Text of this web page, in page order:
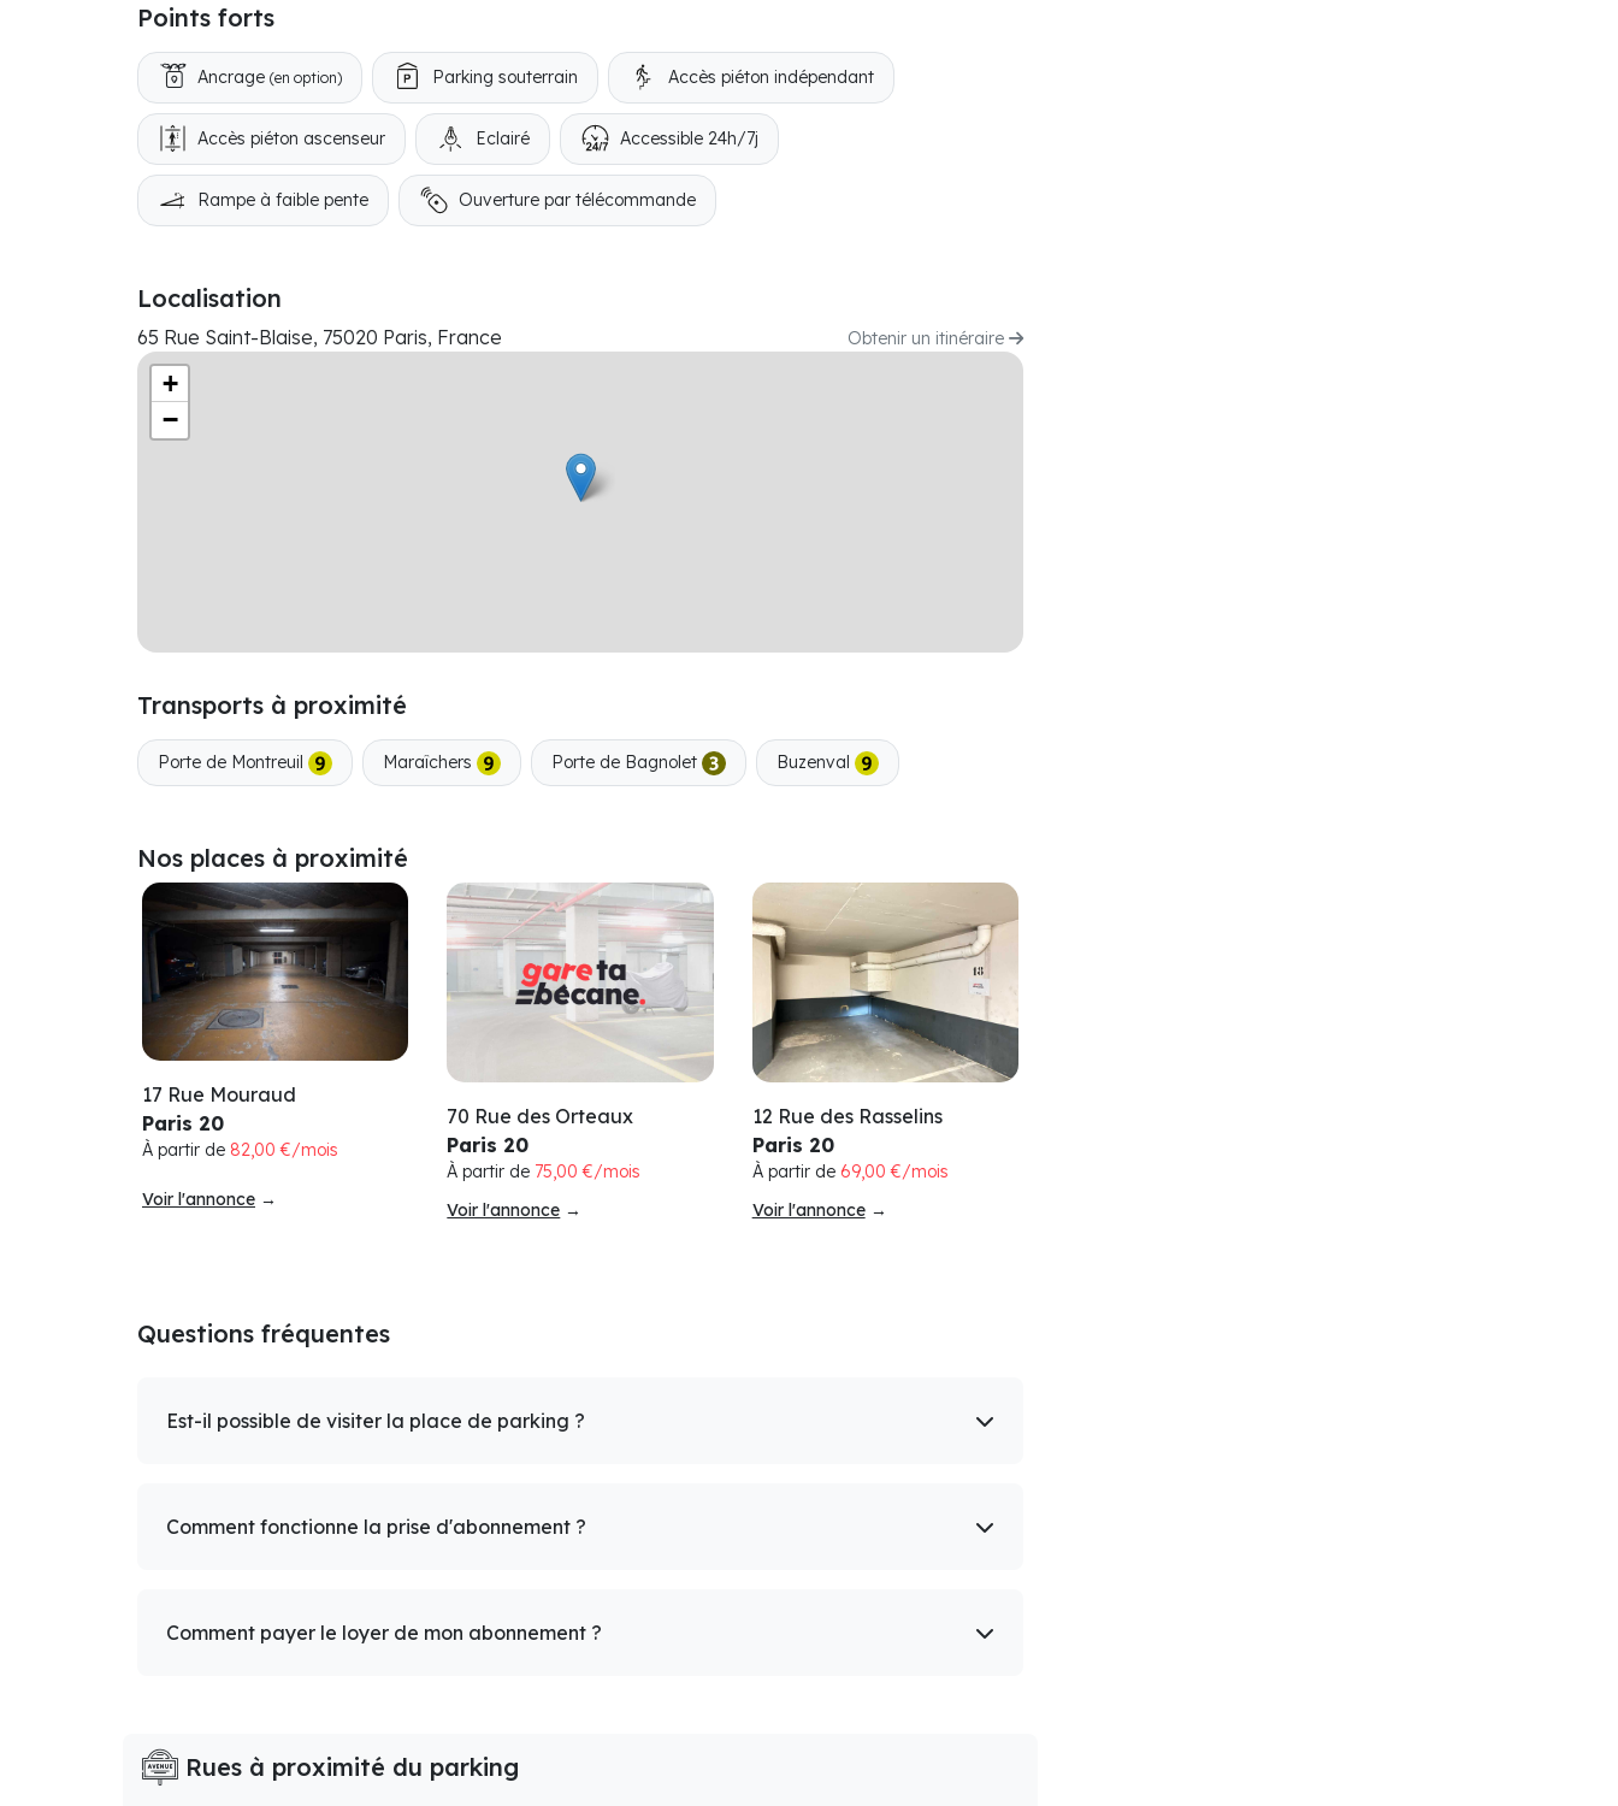
Points forts
Ancrage (en option) Parking souterrain Accès piéton indépendant
Accès piéton ascenseur Eclairé Accessible 24h/7j
Rampe à faible pente Ouverture par télécommande
Localisation
65 Rue Saint-Blaise, 75020 Paris, France Obtenir un itinéraire
+
−
Transports à proximité
Porte de Montreuil Maraîchers Porte de Bagnolet Buzenval
Nos places à proximité
17 Rue Mouraud
Paris 20
À partir de 82,00 €/mois
Voir l'annonce →
70 Rue des Orteaux
Paris 20
À partir de 75,00 €/mois
Voir l'annonce →
12 Rue des Rasselins
Paris 20
À partir de 69,00 €/mois
Voir l'annonce→
Questions fréquentes
Est-il possible de visiter la place de parking ?
Comment fonctionne la prise d'abonnement ?
Comment payer le loyer de mon abonnement ?
Rues à proximité du parking